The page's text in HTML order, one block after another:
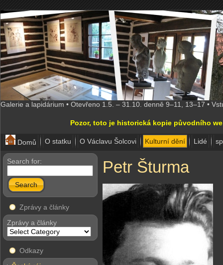
Galerie a lapidárium • Otevřeno 1.5. – 31.10. denně 9–11, 13–17 •
Pozor, toto je historická kopie původního
Domů O statku O Václavu Šolcovi Kulturní dění Lidé
Search for:
Search
Zprávy a články
Zprávy a články
Odkazy
Petr Šturma